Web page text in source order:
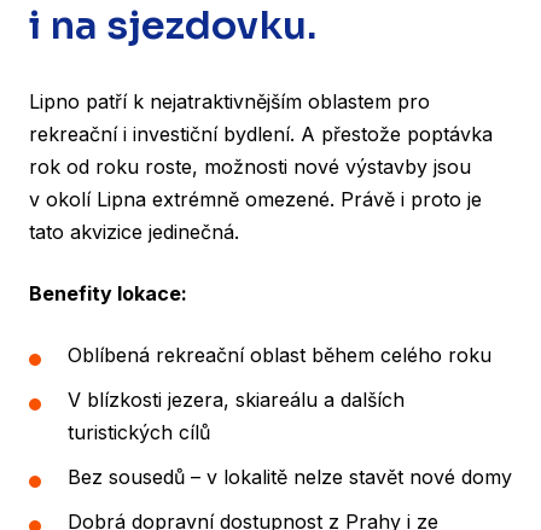
i na sjezdovku.
Lipno patří k nejatraktivnějším oblastem pro
rekreační i investiční bydlení. A přestože poptávka
rok od roku roste, možnosti nové výstavby jsou
v okolí Lipna extrémně omezené. Právě i proto je
tato akvizice jedinečná.
Benefity lokace:
Oblíbená rekreační oblast během celého roku
V blízkosti jezera, skiareálu a dalších
turistických cílů
Bez sousedů – v lokalitě nelze stavět nové domy
Dobrá dopravní dostupnost z Prahy i ze